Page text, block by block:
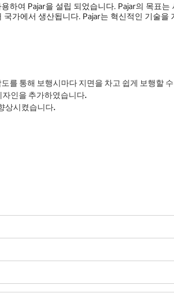
하여 Pajar을 설립 되었습니다. Pajar의 목표
가에서 생산됩니다. Pajar는 혁신적인 기술을
를 통해 보행시마다 지면을 차고 쉽게 보행할
자인을 추가하였습니다.
상시켰습니다.